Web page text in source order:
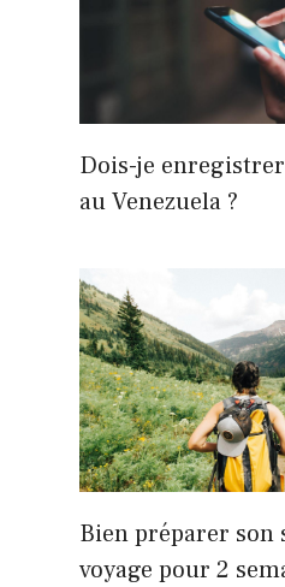
Dois-je
au Venezuela ?
Bien préparer son
voyage pour 2